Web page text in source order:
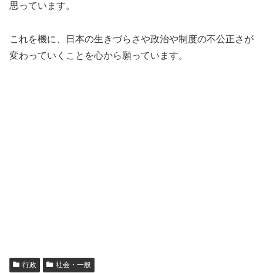
思っています。
これを機に、日本の生きづらさや政治や制度の不公正さが
変わっていくことを心から願っています。
行政 社会・一般